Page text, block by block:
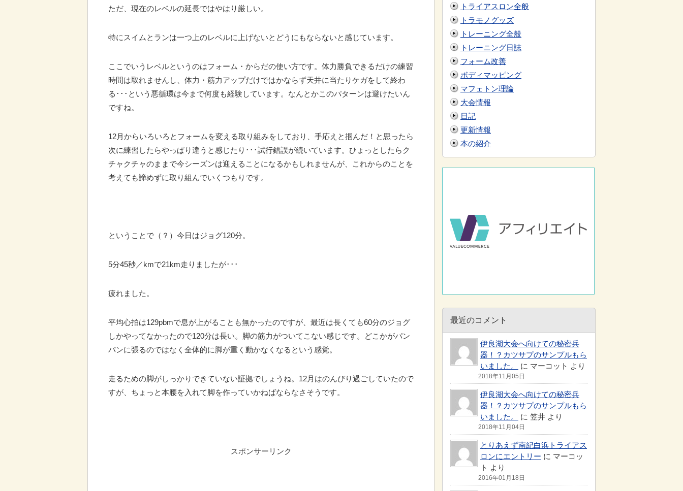
ただ、現在のレベルの延長ではやはり厳しい。
特にスイムとランは一つ上のレベルに上げないとどうにもならないと感じています。
ここでいうレベルというのはフォーム・からだの使い方です。体力勝負できるだけの練習
時間は取れませんし、体力・筋力アップだけではかならず天井に当たりケガをして終わ
る･･･という悪循環は今まで何度も経験しています。なんとかこのパターンは避けたいん
ですね。
12月からいろいろとフォームを変える取り組みをしており、手応えと掴んだ！と思ったら
次に練習したらやっぱり違うと感じたり･･･試行錯誤が続いています。ひょっとしたらク
チャクチャのままで今シーズンは迎えることになるかもしれませんが、これからのことを
考えても諦めずに取り組んでいくつもりです。
ということで（？）今日はジョグ120分。
5分45秒／kmで21km走りましたが･･･
疲れました。
平均心拍は129pbmで息が上がることも無かったのですが、最近は長くても60分のジョグ
しかやってなかったので120分は長い。脚の筋力がついてこない感じです。どこかがパン
パンに張るのではなく全体的に脚が重く動かなくなるという感覚。
走るための脚がしっかりできていない証拠でしょうね。12月はのんびり過ごしていたので
すが、ちょっと本腰を入れて脚を作っていかねばならなさそうです。
スポンサーリンク
トライアスロン全般
トラモノグッズ
トレーニング全般
トレーニング日誌
フォーム改善
ボディマッピング
マフェトン理論
大会情報
日記
更新情報
本の紹介
最近のコメント
伊良湖大会へ向けての秘密兵
器！？カツサプのサンプルもら
いました。
に マーコット より
2018年11月05日
伊良湖大会へ向けての秘密兵
器！？カツサプのサンプルもら
いました。
に 笠井 より
2018年11月04日
とりあえず南紀白浜トライアス
ロンにエントリー に マーコッ
ト より
2016年01月18日